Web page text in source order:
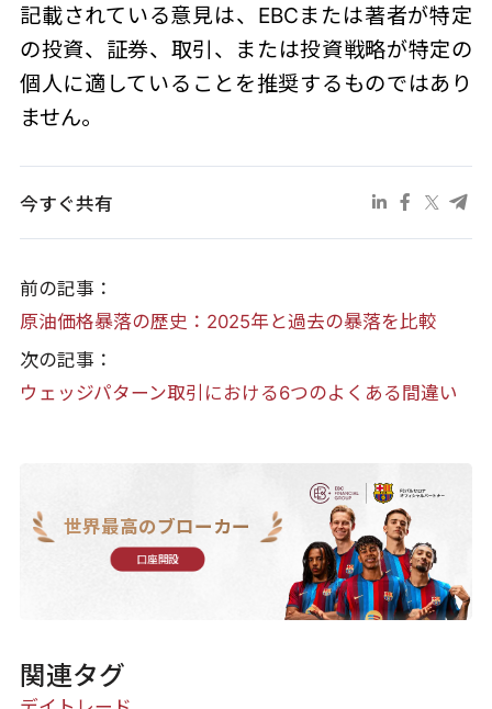
記載されている意見は、EBCまたは著者が特定
の投資、証券、取引、または投資戦略が特定の
個人に適していることを推奨するものではあり
ません。
今すぐ共有
前の記事：
原油価格暴落の歴史：2025年と過去の暴落を比較
次の記事：
ウェッジパターン取引における6つのよくある間違い
世界最高のブローカー
口座開設
関連タグ